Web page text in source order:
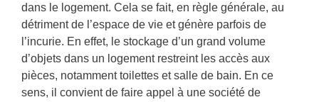
dans le logement. Cela se fait, en règle générale, au
détriment de l’espace de vie et génère parfois de
l’incurie. En effet, le stockage d’un grand volume
d’objets dans un logement restreint les accès aux
pièces, notamment toilettes et salle de bain. En ce
sens, il convient de faire appel à une société de